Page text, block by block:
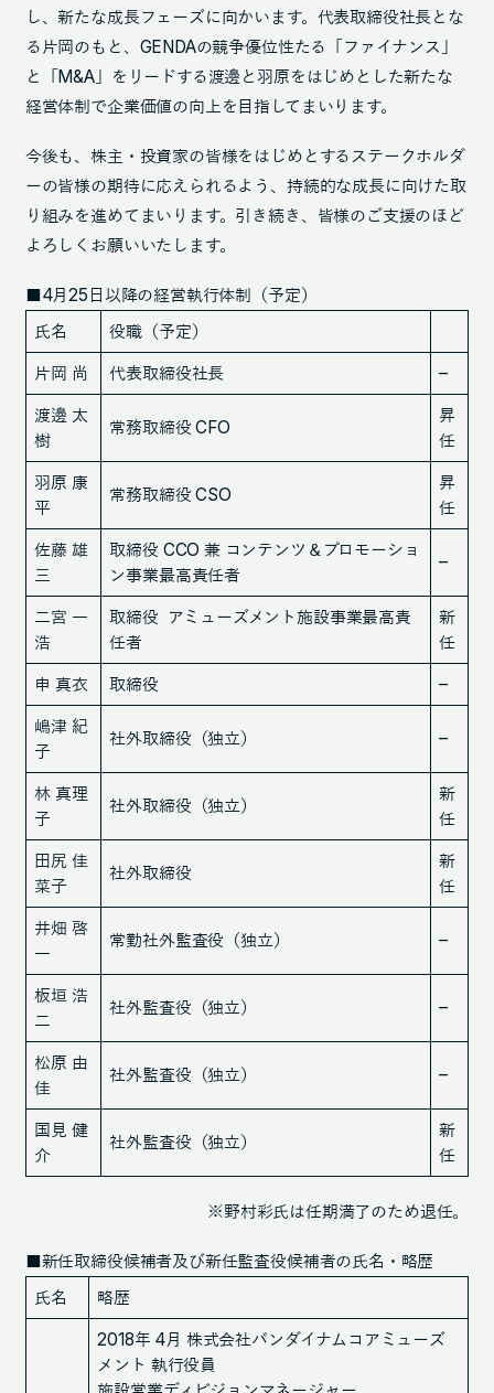
し、新たな成長フェーズに向かいます。代表取締役社長とな
る片岡のもと、GENDAの競争優位性たる「ファイナンス」
と「M&A」をリードする渡邊と羽原をはじめとした新たな
経営体制で企業価値の向上を目指してまいります。
今後も、株主・投資家の皆様をはじめとするステークホルダ
ーの皆様の期待に応えられるよう、持続的な成長に向けた取
り組みを進めてまいります。引き続き、皆様のご支援のほど
よろしくお願いいたします。
■4月25日以降の経営執行体制（予定）
氏名
役職（予定）
片岡 尚
代表取締役社長
–
渡邊 太
樹
常務取締役 CFO
昇
任
羽原 康
平
常務取締役 CSO
昇
任
佐藤 雄
三
取締役 CCO 兼 コンテンツ＆プロモーショ
ン事業最高責任者
–
二宮 一
浩
取締役 アミューズメント施設事業最高責
任者
新
任
申 真衣
取締役
–
嶋津 紀
子
社外取締役（独立） –
林 真理
子
社外取締役（独立）
新
任
田尻 佳
菜子
社外取締役
新
任
井畑 啓
一
常勤社外監査役（独立） –
板垣 浩
二
社外監査役（独立） –
松原 由
佳
社外監査役（独立） –
国見 健
介
社外監査役（独立）
新
任
※野村彩氏は任期満了のため退任。
■新任取締役候補者及び新任監査役候補者の氏名・略歴
氏名
略歴
2018年 4月 株式会社バンダイナムコアミューズ
メント 執行役員